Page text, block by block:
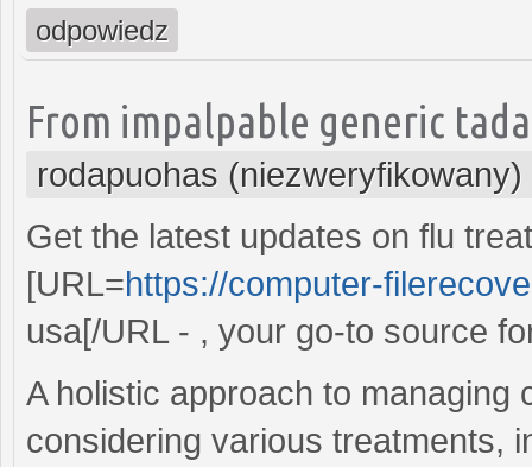
odpowiedz
From impalpable generic
rodapuohas (niezweryfikowany)
Get the latest updates on flu
[URL=https://computer-
usa[/URL - , your go-to source
A holistic approach to managing
considering various treatments,